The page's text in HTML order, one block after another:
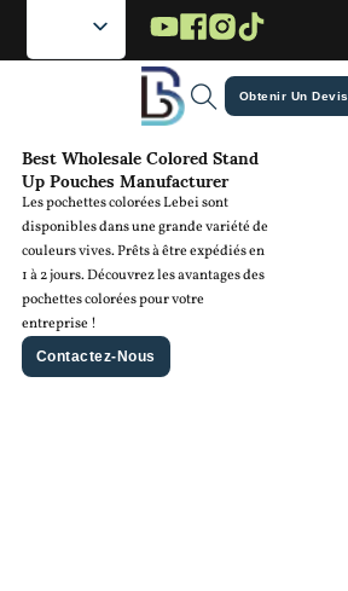
Passer au contenu principal
Passer au pied de page
Obtenir Un Devis
Best Wholesale Colored Stand
Up Pouches Manufacturer
Les pochettes colorées Lebei sont
disponibles dans une grande variété de
couleurs vives. Prêts à être expédiés en
1 à 2 jours. Découvrez les avantages des
pochettes colorées pour votre
entreprise !
Contactez-Nous